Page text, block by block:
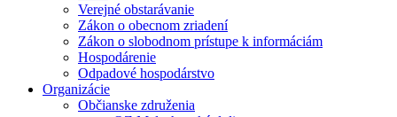
Verejné obstarávanie
Zákon o obecnom zriadení
Zákon o slobodnom prístupe k informáciám
Hospodárenie
Odpadové hospodárstvo
Organizácie
Občianske združenia